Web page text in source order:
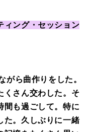
ィング・セッション
がら曲作りをした。
くさん交わした。そ
間も過ごして。特に
た。久しぶりに一緒